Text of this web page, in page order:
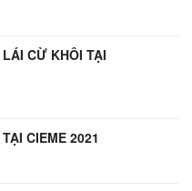
CỪ KHÔI TẠI
CIEME 2021